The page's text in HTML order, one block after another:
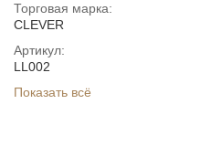
Торговая марка:
CLEVER
Артикул:
LL002
Показать всё